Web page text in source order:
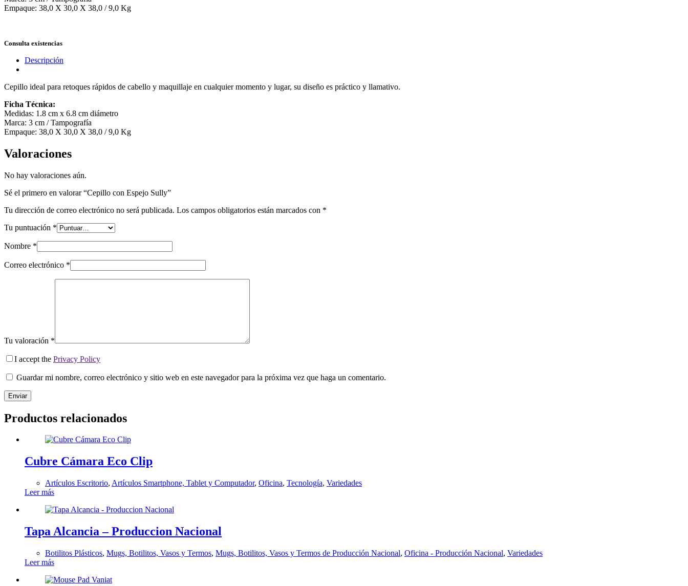
Empaque: 38,0 X 30,0 X 38,0 / 9,0 Kg
Consulta existencias
Descripción
Cepillo ideal para retoques rápidos de cabello y maquillaje en cualquier momento y lugar, su diseño es práctico y llamativo.
Ficha Técnica:
Medidas: 1.8 cm x 6.8 cm diámetro
Marca: 3 cm / Tampografía
Empaque: 38,0 X 30,0 X 38,0 / 9,0 Kg
Valoraciones
No hay valoraciones aún.
Sé el primero en valorar “Cepillo con Espejo Sully”
Tu dirección de correo electrónico no será publicada. Los campos obligatorios están marcados con *
Tu puntuación *
Nombre *
Correo electrónico *
Tu valoración *
I accept the Privacy Policy
Guardar mi nombre, correo electrónico y sitio web en este navegador para la próxima vez que haga un comentario.
Enviar
Productos relacionados
Cubre Cámara Eco Clip
Artículos Escritorio, Artículos Smartphone, Tablet y Computador, Oficina, Tecnología, Variedades
Leer más
Tapa Alcancia – Produccion Nacional
Botilitos Plásticos, Mugs, Botilitos, Vasos y Termos, Mugs, Botilitos, Vasos y Termos de Producción Nacional, Oficina - Producción Nacional, Variedades
Leer más